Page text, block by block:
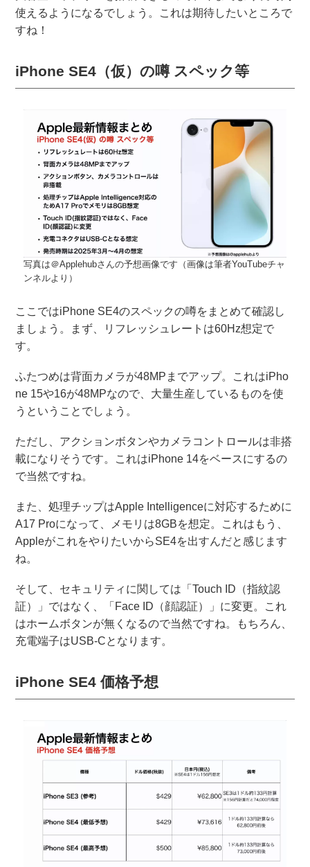
使えるようになるでしょう。これは期待したいところで
すね！
iPhone SE4（仮）の噂 スペック等
写真は＠Applehubさんの予想画像です（画像は筆者YouTubeチャ
ンネルより）
ここではiPhone SE4のスペックの噂をまとめて確認し
ましょう。まず、リフレッシュレートは60Hz想定で
す。
ふたつめは背面カメラが48MPまでアップ。これはiPho
ne 15や16が48MPなので、大量生産しているものを使
うということでしょう。
ただし、アクションボタンやカメラコントロールは非搭
載になりそうです。これはiPhone 14をベースにするの
で当然ですね。
また、処理チップはApple Intelligenceに対応するために
A17 Proになって、メモリは8GBを想定。これはもう、
AppleがこれをやりたいからSE4を出すんだと感じます
ね。
そして、セキュリティに関しては「Touch ID（指紋認
証）」ではなく、「Face ID（顔認証）」に変更。これ
はホームボタンが無くなるので当然ですね。もちろん、
充電端子はUSB-Cとなります。
iPhone SE4 価格予想